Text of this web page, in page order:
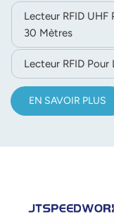
barres 2D et la
complète de la
adapté à la gestion
des actifs.
Lecteur RFID UHF
30 Mètres
Lecteur RFID
EN SAVOIR PLUS